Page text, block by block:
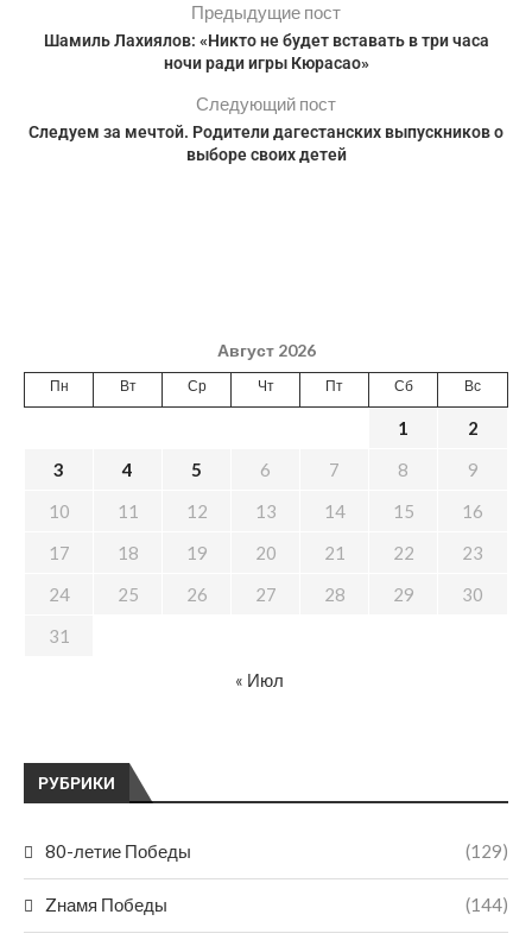
Предыдущие пост
Шамиль Лахиялов: «Никто не будет вставать в три часа
ночи ради игры Кюрасао»
Следующий пост
Следуем за мечтой. Родители дагестанских выпускников о
выборе своих детей
РУБРИКИ
80-летие Победы (129)
Zнамя Победы (144)
Август 2026
Пн Вт Ср Чт Пт Сб Вс
1
2
3
4 5 6 7 8
9
10
11 12 13 14 15
16
17
18 19 20 21 22
23
24
25 26 27 28 29
30
31
« Июл